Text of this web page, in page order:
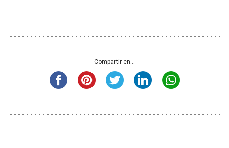
Compartir en...